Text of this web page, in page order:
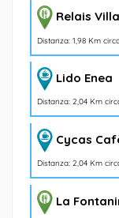
Relais
Distanza: 1,98 Km
Lido Enea
Distanza: 2,04 Km
Cycas
Distanza: 2,04 Km
La